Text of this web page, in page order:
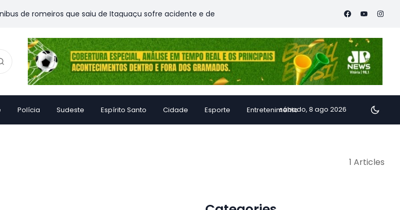
de romeiros que saiu de Itaguaçu sofre acidente e deixa vítimas Família de Alfredo Chaves transforma
Polícia Sudeste Espírito Santo Cidade Esporte Entretenimentosábado, 8 ago 2026
1 Articles